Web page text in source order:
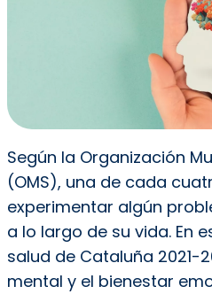
Según la Organización
(OMS), una de cada
experimentar algún
a lo largo de su vida. En
salud de Cataluña 2021-
mental y el bienestar